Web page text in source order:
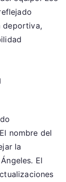
deportiva,
nombre del
la
El